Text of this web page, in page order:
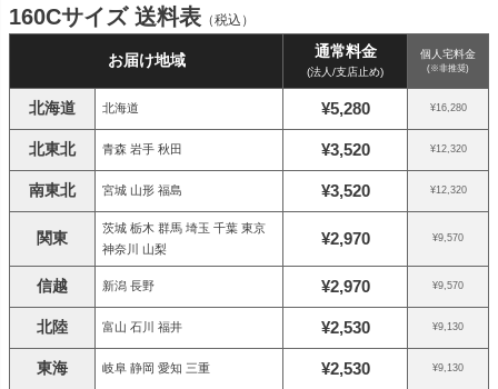
160Cサイズ 送料表 （税込）
お届け地域 通常料金
(法人/支店止め)
個人宅料金
(※非推奨)
北海道 北海道 ¥5,280 ¥16,280
北東北 青森 岩手 秋田 ¥3,520 ¥12,320
南東北 宮城 山形 福島 ¥3,520 ¥12,320
関東
茨城 栃木 群馬 埼玉 千葉 東京
神奈川 山梨
¥2,970 ¥9,570
信越 新潟 長野 ¥2,970 ¥9,570
北陸 富山 石川 福井 ¥2,530 ¥9,130
東海 岐阜 静岡 愛知 三重 ¥2,530 ¥9,130